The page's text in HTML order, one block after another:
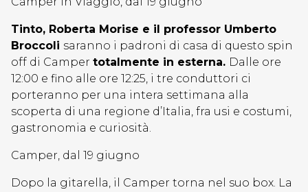
Tinto, Roberta Morise e il professor Umberto
Broccoli saranno i padroni di casa di questo spin
off di Camper totalmente in esterna. Dalle ore
12:00 e fino alle ore 12:25, i tre conduttori ci
porteranno per una intera settimana alla
scoperta di una regione d’Italia, fra usi e costumi,
gastronomia e curiosità.
Camper, dal 19 giugno
Dopo la gitarella, il Camper torna nel suo box. La